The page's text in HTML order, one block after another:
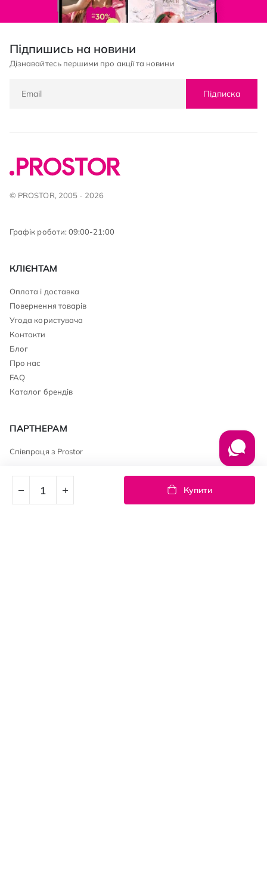
Купити
Підпишись на новини
Дізнавайтесь першими про акції та новини
Підписка
© PROSTOR, 2005 - 2026
Графік роботи: 09:00-21:00
КЛІЄНТАМ
Оплата і доставка
Повернення товарів
Угода користувача
Контакти
Блог
Про нас
FAQ
Каталог брендів
ПАРТНЕРАМ
Співпраця з Prostor
КОНТАКТНА ІНФОРМАЦІЯ